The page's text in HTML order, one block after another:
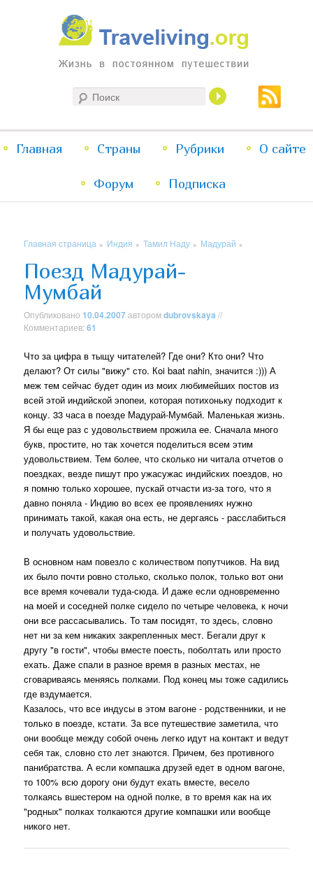
Traveliving
Жизнь в постоянном путешествии
меню
Перейти
к
Перейти
к
Главная Страны Рубрики О сайте
Форум Подписка
Главная страница » Индия »Тамил Наду » Мадурай »
Поезд Мадурай-
Мумбай
Опубликовано 10.04.2007авторомdubrovskaya //
Комментариев:61
Что за цифра в тыщу читателей? Где они? Кто они? Что
делают? От силы "вижу" сто. Кoi baat nahin, значится :))) А
меж тем сейчас будет один из моих любимейших постов из
всей этой индийской эпопеи, которая потихоньку подходит к
концу. 33 часа в поезде Мадурай-Мумбай. Маленькая жизнь.
Я бы еще раз с удовольствием прожила ее. Сначала много
букв, простите, но так хочется поделиться всем этим
удовольствием. Тем более, что сколько ни читала отчетов о
поездках, везде пишут про ужасужас индийских поездов, но
я помню только хорошее, пускай отчасти из-за того, что я
давно поняла - Индию во всех ее проявлениях нужно
принимать такой, какая она есть, не дергаясь - расслабиться
и получать удовольствие.
В основном нам повезло с количеством попутчиков. На вид
их было почти ровно столько, сколько полок, только вот они
все время кочевали туда-сюда. И даже если одновременно
на моей и соседней полке сидело по четыре человека, к ночи
они все рассасывались. То там посидят, то здесь, словно
нет ни за кем никаких закрепленных мест. Бегали друг к
другу "в гости", чтобы вместе поесть, поболтать или просто
ехать. Даже спали в разное время в разных местах, не
сговариваясь меняясь полками. Под конец мы тоже садились
где вздумается.
Казалось, что все индусы в этом вагоне - родственники, и не
только в поезде, кстати. За все путешествие заметила, что
они вообще между собой очень легко идут на контакт и ведут
себя так, словно сто лет знаются. Причем, без противного
панибратства. А если компашка друзей едет в одном вагоне,
то 100% всю дорогу они будут ехать вместе, весело
толкаясь вшестером на одной полке, в то время как на их
"родных" полках толкаются другие компашки или вообще
никого нет.